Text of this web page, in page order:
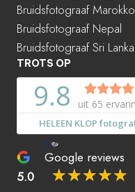
Bruidsfotograaf Marokko
Bruidsfotograaf Nepal
Bruidsfotograaf Sri Lanka
TROTS OP
Google reviews
5.0
☆☆☆☆☆